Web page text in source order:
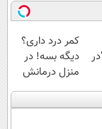
کمر درد داری؟
دیگه بسه! در
منزل درمانش
کن
(◀پرسش‌نامه)